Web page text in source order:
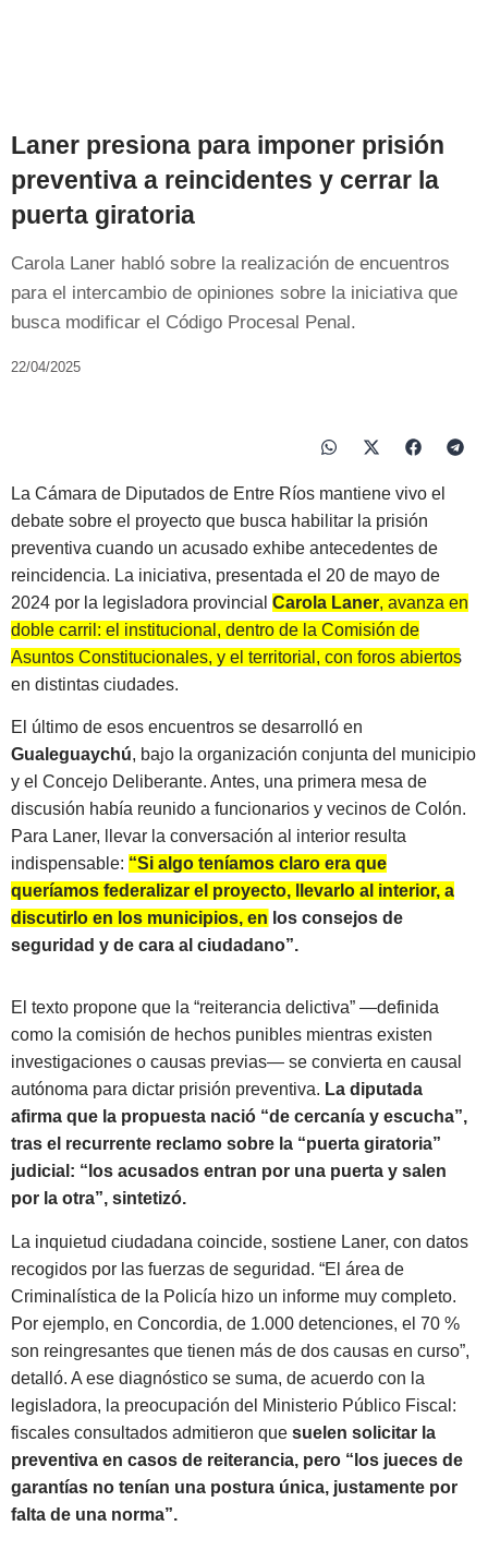
Laner presiona para imponer prisión
preventiva a reincidentes y cerrar la
puerta giratoria
Carola Laner habló sobre la realización de encuentros
para el intercambio de opiniones sobre la iniciativa que
busca modificar el Código Procesal Penal.
22/04/2025
La Cámara de Diputados de Entre Ríos mantiene vivo el
debate sobre el proyecto que busca habilitar la prisión
preventiva cuando un acusado exhibe antecedentes de
reincidencia. La iniciativa, presentada el 20 de mayo de
2024 por la legisladora provincial Carola Laner, avanza en
doble carril: el institucional, dentro de la Comisión de
Asuntos Constitucionales, y el territorial, con foros abiertos
en distintas ciudades.
El último de esos encuentros se desarrolló en
Gualeguaychú, bajo la organización conjunta del municipio
y el Concejo Deliberante. Antes, una primera mesa de
discusión había reunido a funcionarios y vecinos de Colón.
Para Laner, llevar la conversación al interior resulta
indispensable: “Si algo teníamos claro era que
queríamos federalizar el proyecto, llevarlo al interior, a
discutirlo en los municipios, en los consejos de
seguridad y de cara al ciudadano”.
El texto propone que la “reiterancia delictiva” —definida
como la comisión de hechos punibles mientras existen
investigaciones o causas previas— se convierta en causal
autónoma para dictar prisión preventiva. La diputada
afirma que la propuesta nació “de cercanía y escucha”,
tras el recurrente reclamo sobre la “puerta giratoria”
judicial: “los acusados entran por una puerta y salen
por la otra”, sintetizó.
La inquietud ciudadana coincide, sostiene Laner, con datos
recogidos por las fuerzas de seguridad. “El área de
Criminalística de la Policía hizo un informe muy completo.
Por ejemplo, en Concordia, de 1.000 detenciones, el 70 %
son reingresantes que tienen más de dos causas en curso”,
detalló. A ese diagnóstico se suma, de acuerdo con la
legisladora, la preocupación del Ministerio Público Fiscal:
fiscales consultados admitieron que suelen solicitar la
preventiva en casos de reiterancia, pero “los jueces de
garantías no tenían una postura única, justamente por
falta de una norma”.